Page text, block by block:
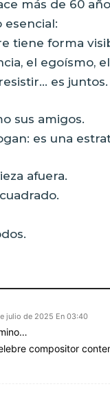
más de 60
esencial:
tiene forma
el egoísmo,
es juntos.
sus amigos.
es una
afuera.
julio de 2025 En 03:40
compositor